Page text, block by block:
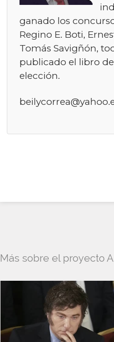
ganado los
Regino E. Boti,
Tomás Savigñón,
publicado el libro
elección.
Más sobre el proyecto